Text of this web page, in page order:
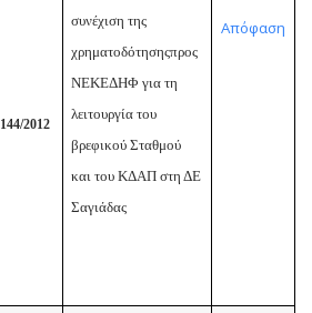
144/2012
συνέχιση της
χρηματοδότησηςπρος
ΝΕΚΕΔΗΦ για τη
λειτουργία του
βρεφικού Σταθμού
και του ΚΔΑΠ στη ΔΕ
Σαγιάδας
Απόφαση